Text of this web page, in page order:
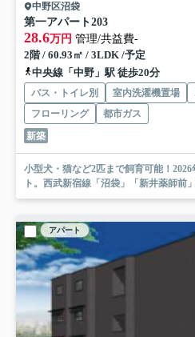
中野区沼袋
第一アパート203
28.6万円 管理/共益費-
2階 / 60.93㎡ / 3LDK /予定
中央線「中野」駅 徒歩20分
バス・トイレ別 室内洗濯機置場
フローリング
都市ガス
新築
小型犬・猫など2匹まで飼育可能！
ト。西武新宿線「沼袋」「新井薬師前
アパート